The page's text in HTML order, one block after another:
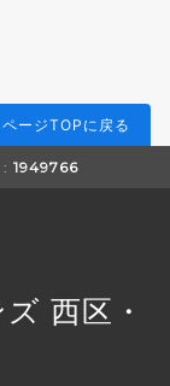
ページTOPに戻る
1949766
西区・